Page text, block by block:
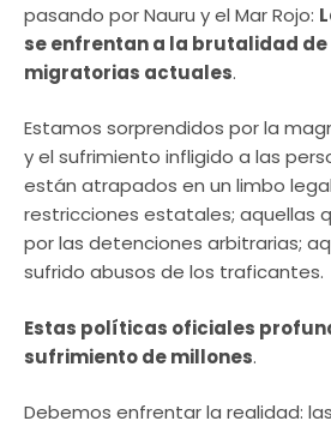
pasando por Nauru y el Mar Rojo:
se enfrentan a la brutalidad
migratorias actuales.
Estamos sorprendidos por la
y el sufrimiento infligido a las
están atrapados en un limbo
restricciones estatales; aquellas
por las detenciones arbitrarias;
sufrido abusos de los traficantes.
Estas políticas oficiales
sufrimiento de millones.
Debemos enfrentar la realidad: